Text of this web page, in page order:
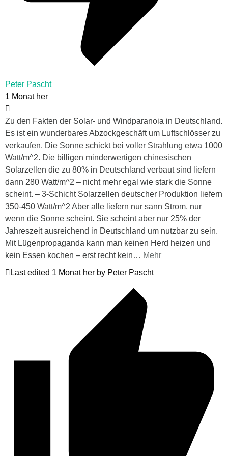
Peter Pascht
1 Monat her
Zu den Fakten der Solar- und Windparanoia in Deutschland.
Es ist ein wunderbares Abzockgeschäft um Luftschlösser zu
verkaufen. Die Sonne schickt bei voller Strahlung etwa 1000
Watt/m^2. Die billigen minderwertigen chinesischen
Solarzellen die zu 80% in Deutschland verbaut sind liefern
dann 280 Watt/m^2 – nicht mehr egal wie stark die Sonne
scheint. – 3-Schicht Solarzellen deutscher Produktion liefern
350-450 Watt/m^2 Aber alle liefern nur sann Strom, nur
wenn die Sonne scheint. Sie scheint aber nur 25% der
Jahreszeit ausreichend in Deutschland um nutzbar zu sein.
Mit Lügenpropaganda kann man keinen Herd heizen und
kein Essen kochen – erst recht kein… Mehr
Last edited 1 Monat her by Peter Pascht